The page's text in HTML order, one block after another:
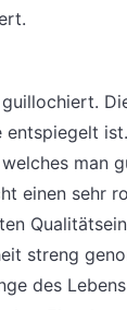
man
einen sehr
streng
des